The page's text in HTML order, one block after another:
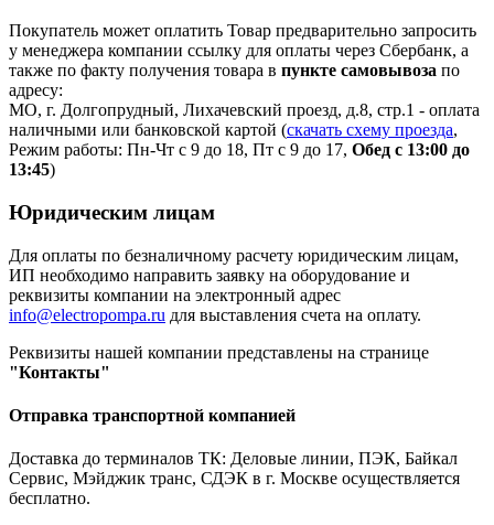
Покупатель может оплатить Товар предварительно запросить
у менеджера компании ссылку для оплаты через Сбербанк, а
также по факту получения товара в пункте самовывоза по
адресу:
МО, г. Долгопрудный, Лихачевский проезд, д.8, стр.1 - оплата
наличными или банковской картой (скачать схему проезда,
Режим работы: Пн-Чт с 9 до 18, Пт с 9 до 17, Обед с 13:00 до
13:45)
Юридическим лицам
Для оплаты по безналичному расчету юридическим лицам,
ИП необходимо направить заявку на оборудование и
реквизиты компании на электронный адрес
info@electropompa.ru для выставления счета на оплату.
Реквизиты нашей компании представлены на странице
"Контакты"
Отправка транспортной компанией
Доставка до терминалов ТК: Деловые линии, ПЭК, Байкал
Сервис, Мэйджик транс, СДЭК в г. Москве осуществляется
бесплатно.